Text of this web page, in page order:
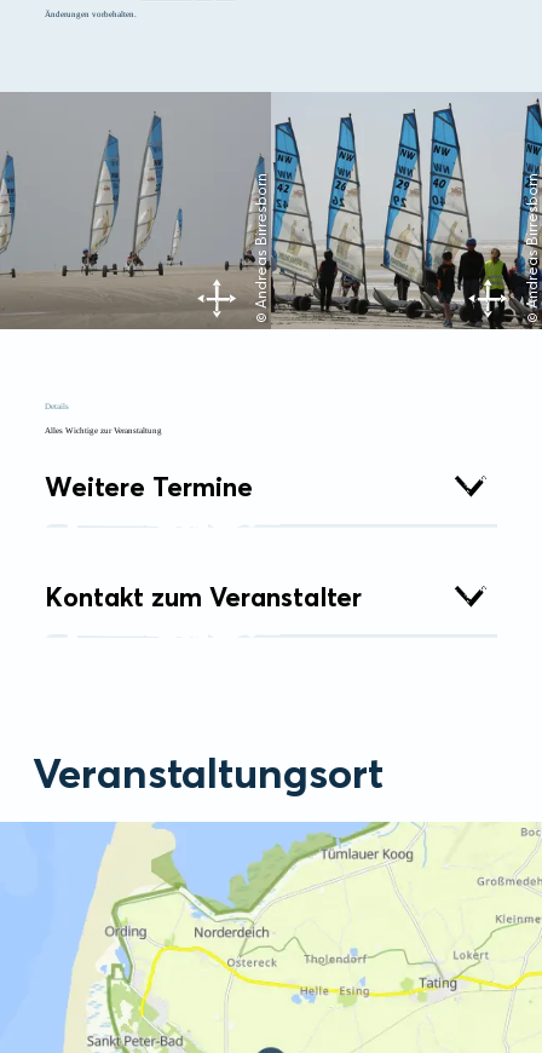
Änderungen vorbehalten.
© Andreas Birresborn © Andreas Birresborn
Details
Alles Wichtige zur Veranstaltung
Weitere Termine
Kontakt zum Veranstalter
Veranstaltungsort